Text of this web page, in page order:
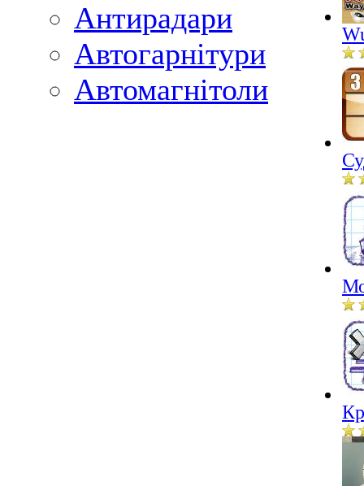
Антирадари
Автогарнітури
Автомагнітоли